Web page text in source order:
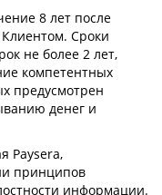
8 лет после
Сроки
не более 2 лет,
компетентных
предусмотрен
денег и
Paysera,
принципов
информации.